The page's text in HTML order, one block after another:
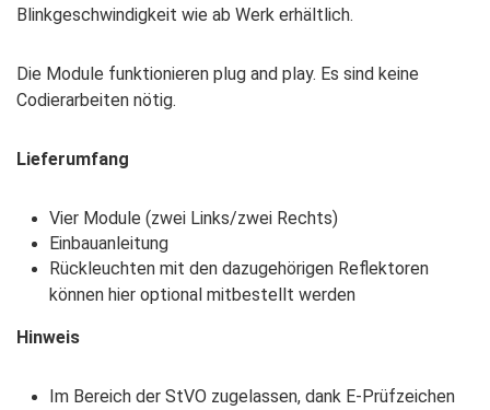
Blinkgeschwindigkeit wie ab Werk erhältlich.
Die Module funktionieren plug and play. Es sind keine
Codierarbeiten nötig.
Lieferumfang
Vier Module (zwei Links/zwei Rechts)
Einbauanleitung
Rückleuchten mit den dazugehörigen Reflektoren
können hier optional mitbestellt werden
Hinweis
Im Bereich der StVO zugelassen, dank E-Prüfzeichen